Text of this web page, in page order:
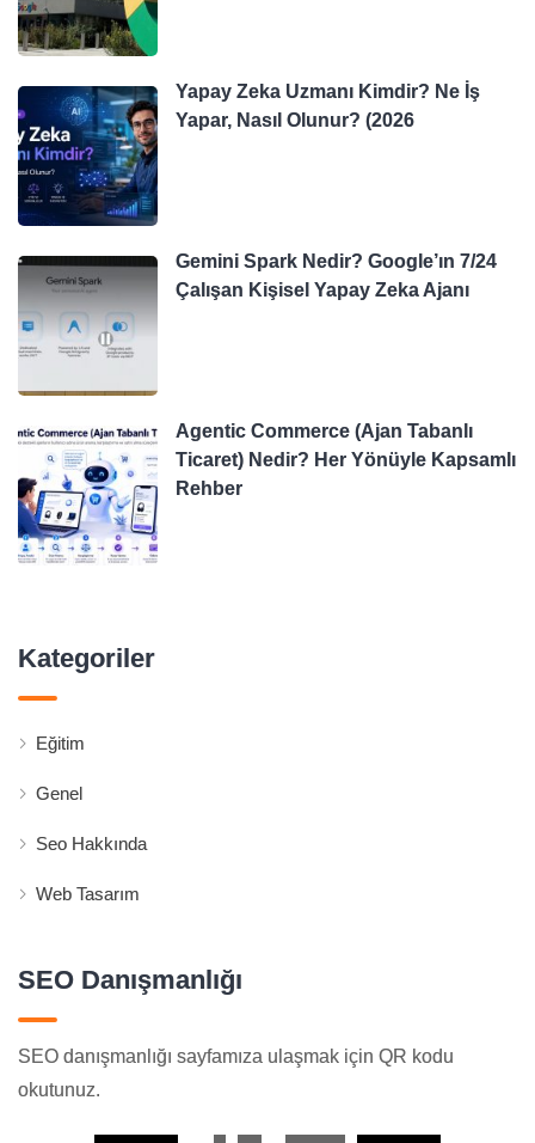
Yapay Zeka Uzmanı Kimdir? Ne İş
Yapar, Nasıl Olunur? (2026
Gemini Spark Nedir? Google’ın 7/24
Çalışan Kişisel Yapay Zeka Ajanı
Agentic Commerce (Ajan Tabanlı
Ticaret) Nedir? Her Yönüyle Kapsamlı
Rehber
Kategoriler
Eğitim
Genel
Seo Hakkında
Web Tasarım
SEO Danışmanlığı
SEO danışmanlığı sayfamıza ulaşmak için QR kodu
okutunuz.